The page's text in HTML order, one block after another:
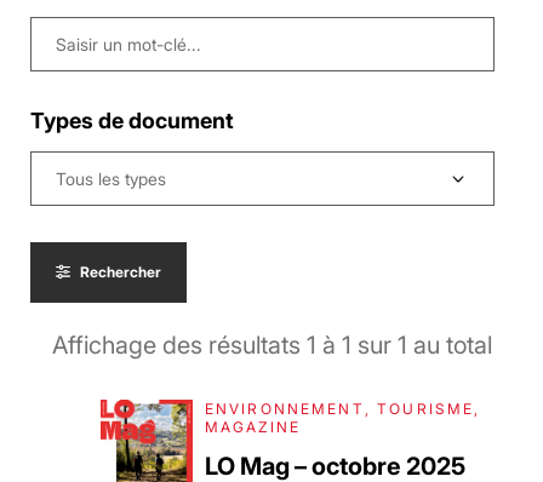
Types de document
Tous les types
Rechercher
Affichage des résultats 1 à 1 sur 1 au total
ENVIRONNEMENT, TOURISME,
MAGAZINE
LO Mag – octobre 2025